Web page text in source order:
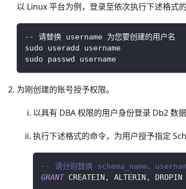
以 Linux 平台为例，登录至依次执行下述格式
-- 请替换 username 为您要创建的用户名
sudo useradd username
sudo passwd username
为刚创建的账号授予权限。
以具有 DBA 权限的用户身份登录 Db2 数据
执行下述格式的命令，为用户授予指定
-- 请分别替换 schema_name、
GRANT CREATEIN , ALTERIN , DROPIN